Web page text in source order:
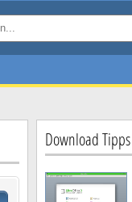
Download Tipps